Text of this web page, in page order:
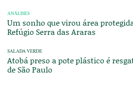
ANÁLISES
Um sonho que virou área
Refúgio Serra das Araras
SALADA VERDE
Atobá preso a pote plástico é
de São Paulo